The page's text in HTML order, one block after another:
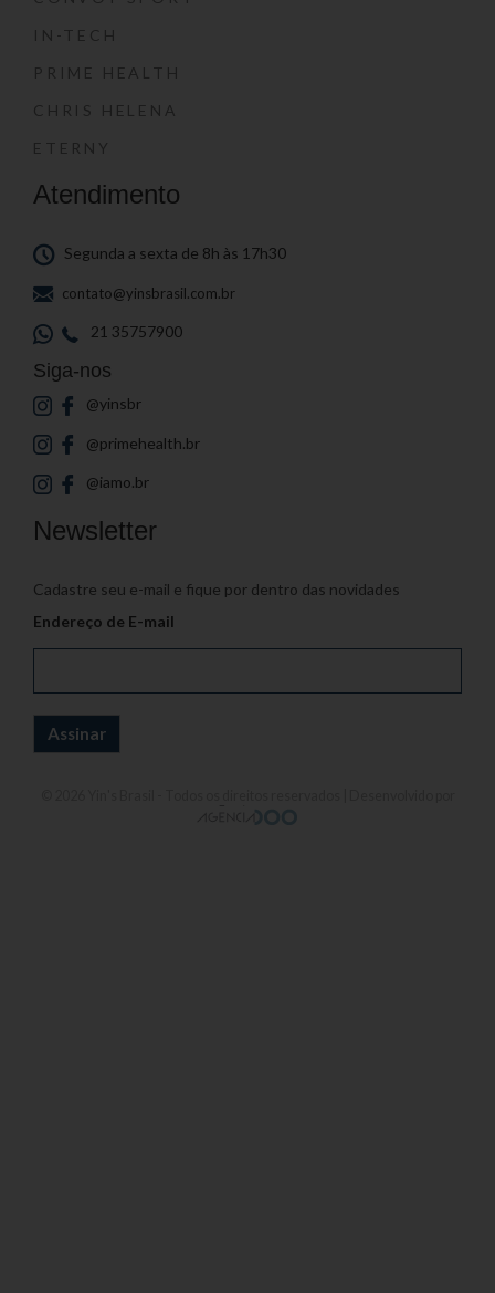
IN-TECH
PRIME HEALTH
CHRIS HELENA
ETERNY
Atendimento
Segunda a sexta de 8h às 17h30
contato@yinsbrasil.com.br
21 35757900
Siga-nos
@yinsbr
@primehealth.br
@iamo.br
Newsletter
Cadastre seu e-mail e fique por dentro das novidades
Endereço de E-mail